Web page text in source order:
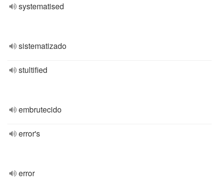
systematised
sistematizado
stultified
embrutecido
error's
error